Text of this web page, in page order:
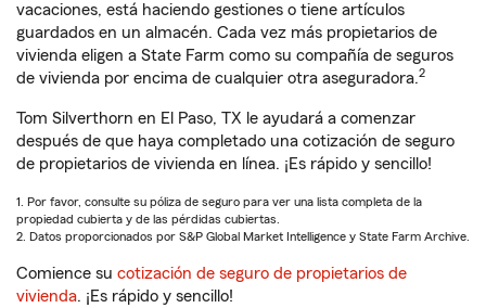
vacaciones, está haciendo gestiones o tiene artículos
guardados en un almacén. Cada vez más propietarios de
vivienda eligen a State Farm como su compañía de seguros
de vivienda por encima de cualquier otra aseguradora.2
Tom Silverthorn en El Paso, TX le ayudará a comenzar
después de que haya completado una cotización de seguro
de propietarios de vivienda en línea. ¡Es rápido y sencillo!
1. Por favor, consulte su póliza de seguro para ver una lista completa de la
propiedad cubierta y de las pérdidas cubiertas.
2. Datos proporcionados por S&P Global Market Intelligence y State Farm Archive.
Comience su cotización de seguro de propietarios de
vivienda. ¡Es rápido y sencillo!